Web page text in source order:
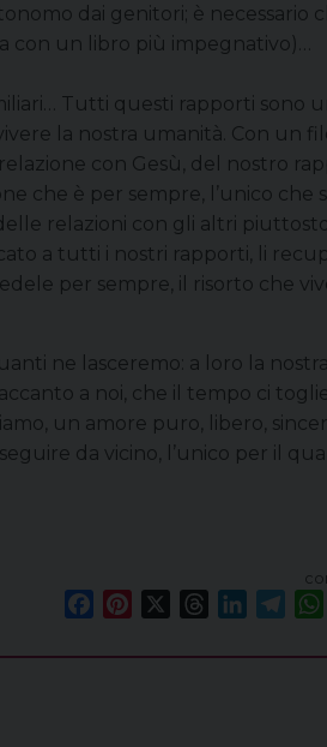
dai genitori; è necessario
con un libro più impegnativo)…
Tutti questi rapporti sono
la nostra umanità. Con un
con Gesù, del nostro
che è per sempre, l’unico che
relazioni con gli altri
a tutti i nostri rapporti, li
per sempre, il risorto che
ne lasceremo: a loro la nostra
a noi, che il tempo ci
un amore puro, libero,
da vicino, l’unico per il
c
n
r
n
l